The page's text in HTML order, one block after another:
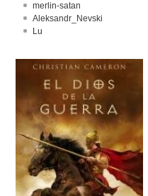
merlin-satan
Aleksandr_Nevski
Lu